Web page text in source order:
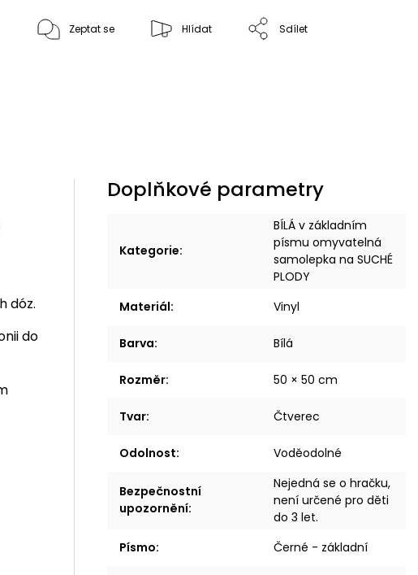
Zeptat se Hlídat Sdílet
dóz.
do
Doplňkové parametry
Kategorie:
BÍLÁ v základním
písmu omyvatelná
samolepka na SUCHÉ
PLODY
Materiál: Vinyl
Barva: Bílá
Rozměr: 50 × 50 cm
Tvar: Čtverec
Odolnost: Voděodolné
Bezpečnostní
upozornění:
Nejedná se o hračku,
není určené pro děti
do 3 let.
Písmo: Černé - základní